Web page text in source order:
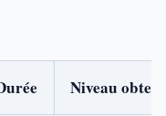
Niveau